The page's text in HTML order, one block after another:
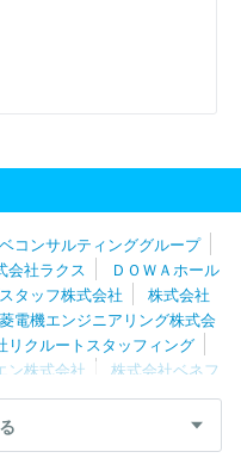
コンサルティンググループ
会社ラクス
ＤＯＷＡホール
タッフ株式会社
株式会社
電機エンジニアリング株式会
リクルートスタッフィング
ン株式会社
株式会社ベネフ
ンサルティング
株式会社
社構造計画研究所
三菱ケミ